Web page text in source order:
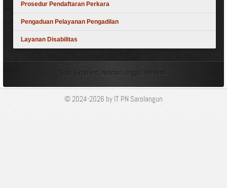
Prosedur Pendaftaran Perkara
Pengaduan Pelayanan Pengadilan
Layanan Disabilitas
Siap, Excellent, Nyaman, Unggul, Melayani
© 2024-2026 by IT PN Sarolangun